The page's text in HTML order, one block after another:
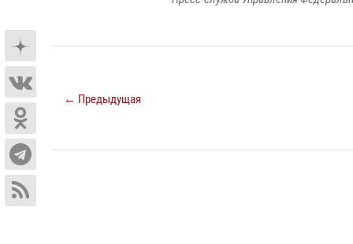
← Предыдущая